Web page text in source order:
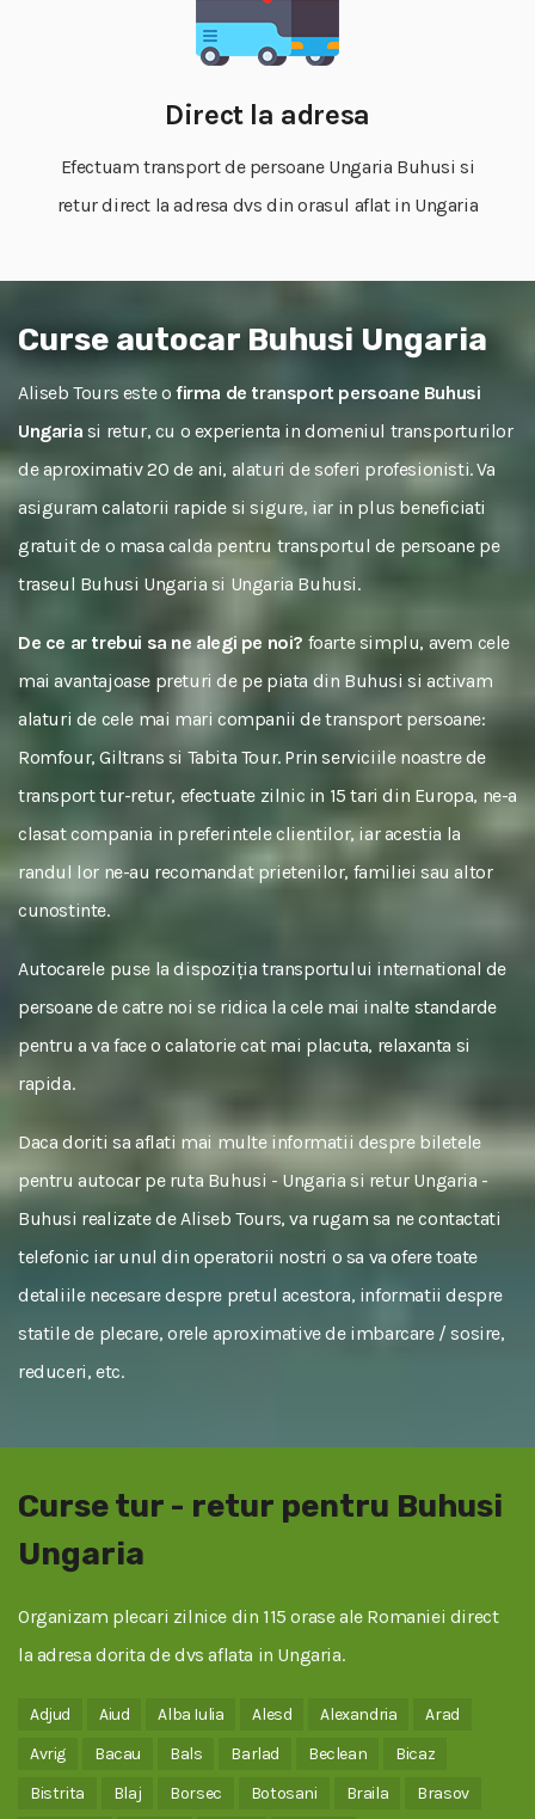
Direct la adresa
Efectuam transport de persoane Ungaria Buhusi si
retur direct la adresa dvs din orasul aflat in Ungaria
Curse autocar Buhusi Ungaria
Aliseb Tours este o firma de transport persoane Buhusi
Ungaria si retur, cu o experienta in domeniul transporturilor
de aproximativ 20 de ani, alaturi de soferi profesionisti. Va
asiguram calatorii rapide si sigure, iar in plus beneficiati
gratuit de o masa calda pentru transportul de persoane pe
traseul Buhusi Ungaria si Ungaria Buhusi.
De ce ar trebui sa ne alegi pe noi? foarte simplu, avem cele
mai avantajoase preturi de pe piata din Buhusi si activam
alaturi de cele mai mari companii de transport persoane:
Romfour, Giltrans si Tabita Tour. Prin serviciile noastre de
transport tur-retur, efectuate zilnic in 15 tari din Europa, ne-a
clasat compania in preferintele clientilor, iar acestia la
randul lor ne-au recomandat prietenilor, familiei sau altor
cunostinte.
Autocarele puse la dispoziția transportului international de
persoane de catre noi se ridica la cele mai inalte standarde
pentru a va face o calatorie cat mai placuta, relaxanta si
rapida.
Daca doriti sa aflati mai multe informatii despre biletele
pentru autocar pe ruta Buhusi - Ungaria si retur Ungaria -
Buhusi realizate de Aliseb Tours, va rugam sa ne contactati
telefonic iar unul din operatorii nostri o sa va ofere toate
detaliile necesare despre pretul acestora, informatii despre
statile de plecare, orele aproximative de imbarcare / sosire,
reduceri, etc.
Curse tur - retur pentru Buhusi
Ungaria
Organizam plecari zilnice din 115 orase ale Romaniei direct
la adresa dorita de dvs aflata in Ungaria.
Adjud Aiud Alba Iulia Alesd Alexandria
Arad
Avrig
Bacau Bals Barlad Beclean
Bicaz
Bistrita
Blaj Borsec Botosani Braila
Brasov